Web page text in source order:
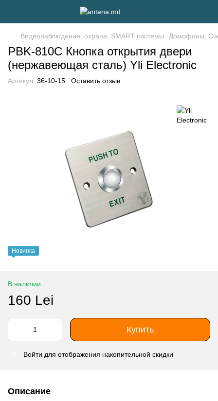
Видеонаблюдение, охрана, SMART системы Домофоны,
PBK-810C Кнопка открытия двери
(нержавеющая сталь) Yli Electronic
Артикул: 36-10-15 Оставить отзыв
Новинка
В наличии
160 Lei
Купить
Войти для отображения накопительной скидки
Описание